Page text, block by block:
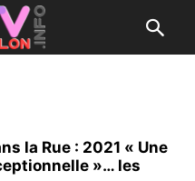
la Rue : 2021 « Une
»… les